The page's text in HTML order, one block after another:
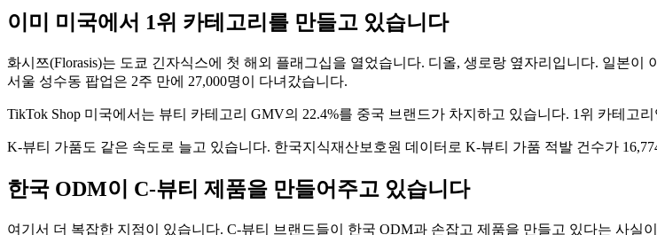
이미 미국에서 1위 카테고리를 만들고 있습니다
화시쯔(Florasis)는 도쿄 긴자식스에 첫 해외 플래그십을 열었습니다. 디올, 생로랑 옆자리입니다. 일본
서울 성수동 팝업은 2주 만에 27,000명이 다녀갔습니다.
TikTok Shop 미국에서는 뷰티 카테고리 GMV의 22.4%를 중국 브랜드가 차지하고 있습니다. 1위 카테고
K-뷰티 가품도 같은 속도로 늘고 있습니다. 한국지식재산보호원 데이터로 K-뷰티 가품 적발 건수가
한국 ODM이 C-뷰티 제품을 만들어주고 있습니다
여기서 더 복잡한 지점이 있습니다. C-뷰티 브랜드들이 한국 ODM과 손잡고 제품을 만들고 있다는 사실